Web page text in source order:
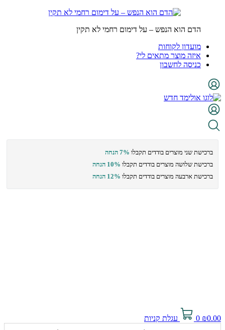
הדם הוא הנפש – על דימום רחמי לא תקין
מועדון לקוחות
איזה מוצר מתאים לי?
כניסה לחשבון
ברכישת שני מוצרים בודדים תקבלו 7% הנחה
ברכישת שלושה מוצרים בודדים תקבלו 10% הנחה
ברכישת ארבעה מוצרים בודדים תקבלו 12% הנחה
₪0.00
0 עגלת קניות